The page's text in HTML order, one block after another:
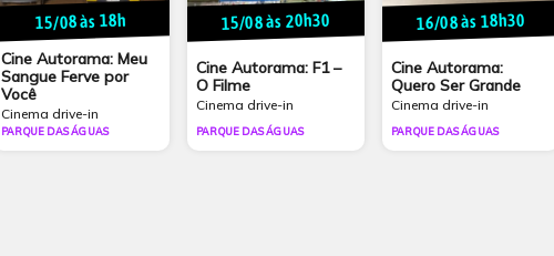
15/08 às 18h
Cine Autorama: Meu
Sangue Ferve por
Você
Cinema drive-in
PARQUE DAS ÁGUAS
15/08 às 20h30
Cine Autorama: F1 –
O Filme
Cinema drive-in
PARQUE DAS ÁGUAS
16/08 às 18h30
Cine Autorama:
Quero Ser Grande
Cinema drive-in
PARQUE DAS ÁGUAS